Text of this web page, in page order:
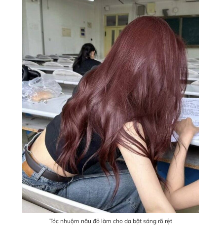
Tóc nhuộm nâu đỏ làm cho da bật sáng rõ rệt